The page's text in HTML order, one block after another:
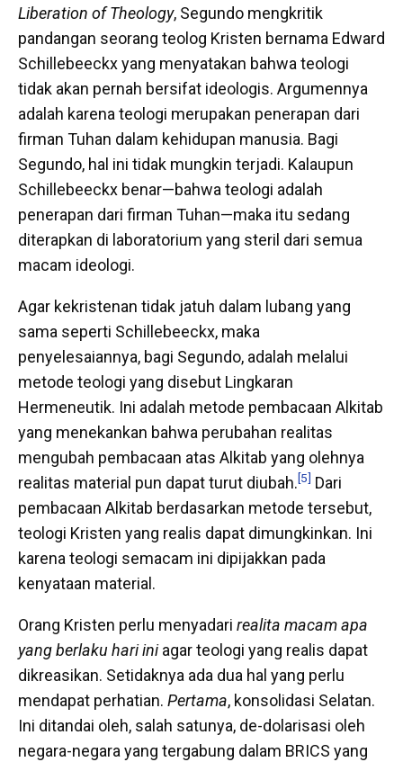
Liberation of Theology, Segundo mengkritik
pandangan seorang teolog Kristen bernama Edward
Schillebeeckx yang menyatakan bahwa teologi
tidak akan pernah bersifat ideologis. Argumennya
adalah karena teologi merupakan penerapan dari
firman Tuhan dalam kehidupan manusia. Bagi
Segundo, hal ini tidak mungkin terjadi. Kalaupun
Schillebeeckx benar—bahwa teologi adalah
penerapan dari firman Tuhan—maka itu sedang
diterapkan di laboratorium yang steril dari semua
macam ideologi.
Agar kekristenan tidak jatuh dalam lubang yang
sama seperti Schillebeeckx, maka
penyelesaiannya, bagi Segundo, adalah melalui
metode teologi yang disebut Lingkaran
Hermeneutik. Ini adalah metode pembacaan Alkitab
yang menekankan bahwa perubahan realitas
mengubah pembacaan atas Alkitab yang olehnya
realitas material pun dapat turut diubah.[5] Dari
pembacaan Alkitab berdasarkan metode tersebut,
teologi Kristen yang realis dapat dimungkinkan. Ini
karena teologi semacam ini dipijakkan pada
kenyataan material.
Orang Kristen perlu menyadari realita macam apa
yang berlaku hari iniagar teologi yang realis dapat
dikreasikan. Setidaknya ada dua hal yang perlu
mendapat perhatian. Pertama, konsolidasi Selatan.
Ini ditandai oleh, salah satunya, de-dolarisasi oleh
negara-negara yang tergabung dalam BRICS yang